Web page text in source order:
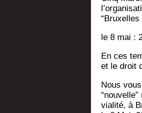
le 8 mai :
En ces
et le droit
Nous
via­li­té, à